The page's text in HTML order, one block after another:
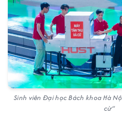
Sinh viên Đại học Bách khoa Hà
cừ”